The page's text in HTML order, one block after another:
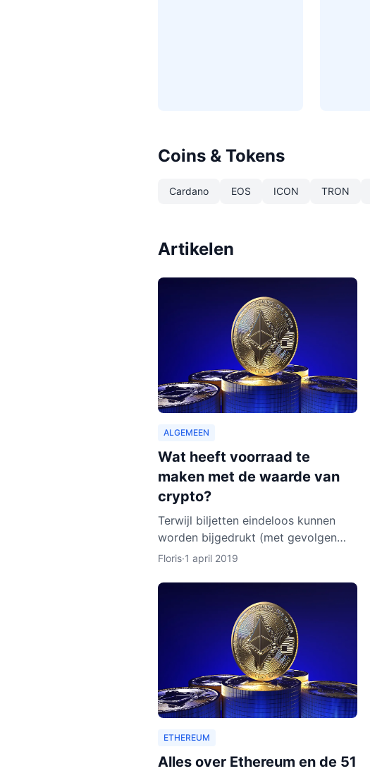
Coins & Tokens
Cardano EOS ICON TRON
Artikelen
ALGEMEEN
Wat heeft voorraad te
maken met de waarde van
crypto?
Terwijl biljetten eindeloos kunnen
worden bijgedrukt (met gevolgen
voor de waarde van de munt), is dat
werkt dit nu eigenlijk p
Floris·1 april 2019
ETHEREUM
Alles over Ethereum en de 51